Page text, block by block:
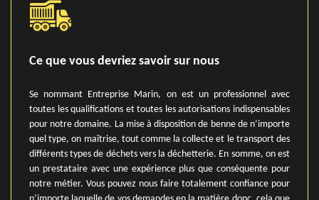
Ce que vous devriez savoir sur nous
Se nommant Entreprise Marin, on est un professionnel avec
toutes les qualifications et toutes les autorisations indispensables
pour notre domaine. La mise à disposition de benne de n’importe
quel type, on maîtrise, tout comme la collecte et le transport des
différents types de déchets vers la déchetterie. En somme, on est
un prestataire avec une expérience plus que conséquente pour
notre métier. Vous pouvez nous faire totalement confiance pour